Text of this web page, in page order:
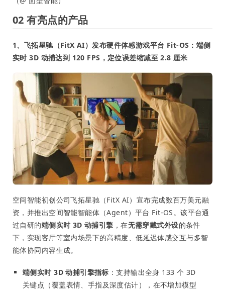
02 有亮点的产品
1、飞拓星驰（FitX AI）发布硬件体感游戏平台 Fit-OS：端侧
实时 3D 动捕达到 120 FPS，定位误差缩减至 2.8 厘米
空间智能初创公司飞拓星驰（FitX AI）宣布完成数百万美元融
资，并推出空间智能智能体（Agent）平台 Fit-OS。该平台通
过自研的端侧实时 3D 动捕引擎 ，在无需穿戴式外设的条件
下，实现客厅等室内场景下的高精度、低延迟体感交互与多智
能体协同内容生成。
端侧实时 3D 动捕引擎指标 ：支持输出全身 133 个 3D
关键点（覆盖表情、手指及深度估计），在不增加模型